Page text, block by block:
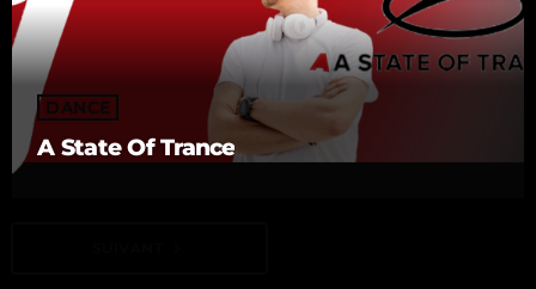
DANCE
A State Of Trance